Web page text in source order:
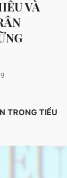
VÀ
TRONG TIỂU